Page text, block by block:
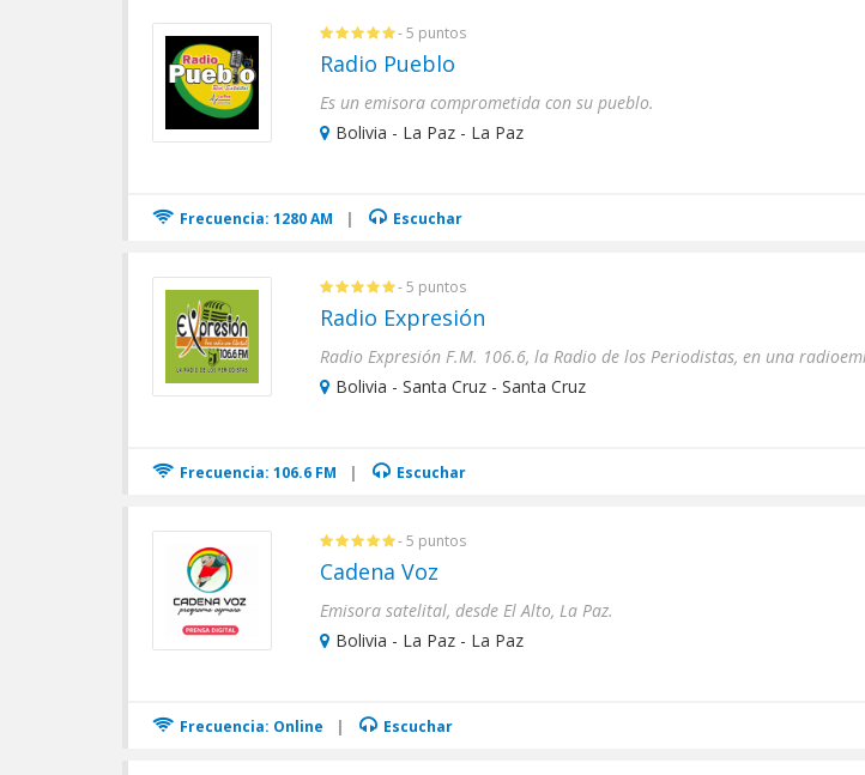
- 5 puntos
Radio Pueblo
Es un emisora comprometida con su pueblo.
Bolivia - La Paz - La Paz
Frecuencia: 1280 AM | Escuchar
- 5 puntos
Radio Expresión
Bolivia - Santa Cruz - Santa Cruz
Frecuencia: 106.6 FM | Escuchar
- 5 puntos
Cadena Voz
Emisora satelital, desde El Alto, La Paz.
Bolivia - La Paz - La Paz
Frecuencia: Online | Escuchar